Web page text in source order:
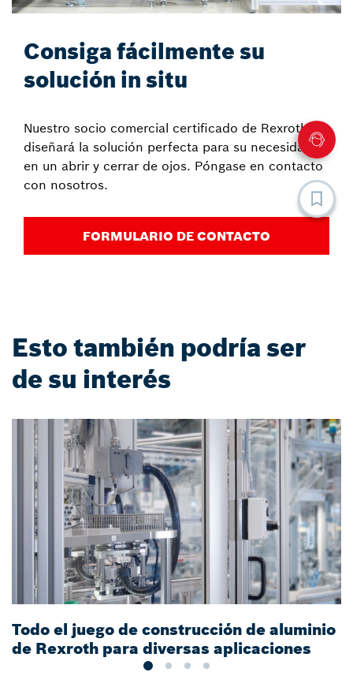
Consiga fácilmente su
solución in situ
Nuestro socio comercial certificado de Rexroth
diseñará la solución perfecta para su necesidad
en un abrir y cerrar de ojos. Póngase en contacto
con nosotros.
FORMULARIO DE CONTACTO
Esto también podría ser
de su interés
Todo el juego de construcción de aluminio
de Rexroth para diversas aplicaciones